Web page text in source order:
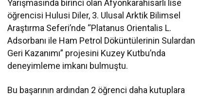
Yarışmasında birinci olan Afyonkarahisarlı lise
öğrencisi Hulusi Diler, 3. Ulusal Arktik Bilimsel
Araştırma Seferi’nde “Platanus Orientalis L.
Adsorbanı ile Ham Petrol Döküntülerinin Sulardan
Geri Kazanımı” projesini Kuzey Kutbu’nda
deneyimleme imkanı bulmuştu.
Bu başarının ardından 2 öğrenci daha kutuplara